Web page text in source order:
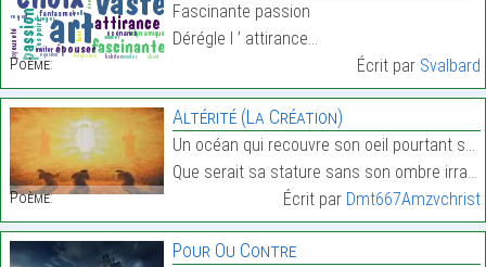
Poème:
Fascinante passion
Dérégle l ’ attirance…
Écrit par Svalbard
Poème:
Altérité (La Création)
Un océan qui recouvre son oeil pourtant sec
Que serait sa stature sans son ombre irradiante ?…
Écrit par Dmt667Amzvchrist
Pour Ou Contre